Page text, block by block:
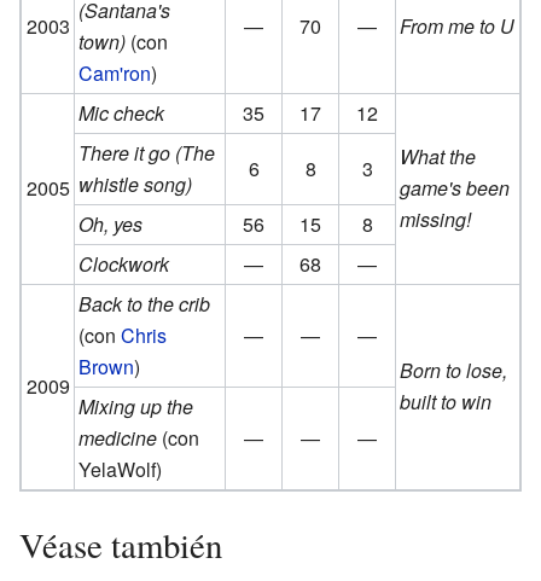
2003
(Santana's
town) (con
Cam'ron)
— 70 — From me to U
2005
Mic check 35 17
12
What the
game's been
missing!
There it go (The
whistle song)
6 8
3
Oh, yes
56 15
8
Clockwork
— 68 —
2009
Back to the crib
(conChris
Brown)
— —
—
Born to lose,
built to win
Mixing up the
medicine (con
YelaWolf)
— — —
Véase también